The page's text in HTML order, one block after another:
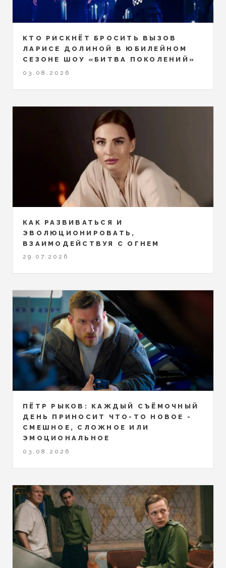
КТО РИСКНЁТ БРОСИТЬ ВЫЗОВ
ЛАРИСЕ ДОЛИНОЙ В ЮБИЛЕЙНОМ
СЕЗОНЕ ШОУ «БИТВА ПОКОЛЕНИЙ»
03.08.2026
КАК РАЗВИВАТЬСЯ И
ЭВОЛЮЦИОНИРОВАТЬ,
ВЗАИМОДЕЙСТВУЯ С ОГНЕМ
29.07.2026
ПЁТР РЫКОВ: КАЖДЫЙ СЪЁМОЧНЫЙ
ДЕНЬ ПРИНОСИТ ЧТО-ТО НОВОЕ -
СМЕШНОЕ, СЛОЖНОЕ ИЛИ
ЭМОЦИОНАЛЬНОЕ
03.08.2026